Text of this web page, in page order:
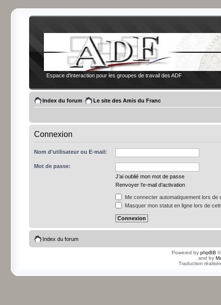
Espace d'interaction pour les groupes de travail des ADF
Index du forum Le site des Amis du Franc
Connexion
Nom d'utilisateur ou E-mail:
Mot de passe:
J’ai oublié mon mot de passe
Renvoyer l’e-mail d’activation
Me connecter automatiquement lors de
Masquer mon statut en ligne lors de
Index du forum
Powered by phpBB
and by
Traduction